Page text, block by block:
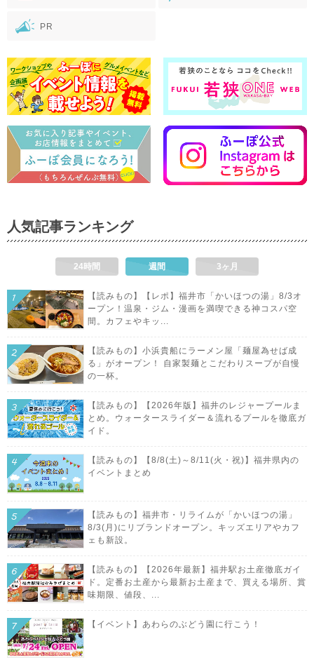
PR
人気記事ランキング
24時間 週間 3ヶ月
【読みもの】【レポ】福井市「かいほつの湯」8/3オ
ープン！温泉・ジム・漫画を満喫できる神コスパ空
間。カフェやキッ...
【読みもの】小浜貴船にラーメン屋「麺屋為せば成
る」がオープン！ 自家製麺とこだわりスープが自慢
の一杯。
【読みもの】【2026年版】福井のレジャープールま
とめ。ウォータースライダー＆流れるプールを徹底ガ
イド。
【読みもの】【8/8(土)～8/11(火・祝)】福井県内の
イベントまとめ
【読みもの】福井市・リライムが「かいほつの湯」
8/3(月)にリブランドオープン。キッズエリアやカフ
ェも新設。
【読みもの】【2026年最新】福井駅お土産徹底ガイ
ド。定番お土産から最新お土産まで、買える場所、賞
味期限、値段、...
【イベント】あわらのぶどう園に行こう！